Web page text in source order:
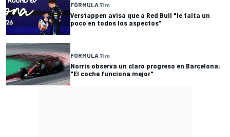
FÓRMULA 11 m
Verstappen avisa que a Red Bull "le falta un
poco en todos los aspectos"
FÓRMULA 11 m
Norris observa un claro progreso en Barcelona:
"El coche funciona mejor"